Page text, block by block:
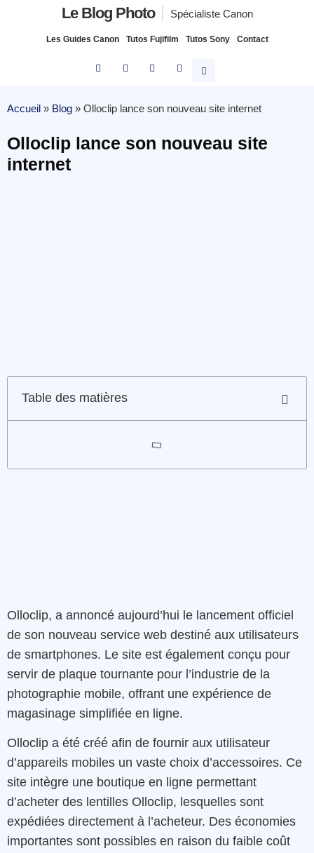
Le Blog Photo Spécialiste Canon
Les Guides Canon Tutos Fujifilm Tutos Sony Contact
Accueil » Blog » Olloclip lance son nouveau site internet
Olloclip lance son nouveau site
internet
Table des matières
Olloclip, a annoncé aujourd’hui le lancement officiel
de son nouveau service web destiné aux utilisateurs
de smartphones. Le site est également conçu pour
servir de plaque tournante pour l’industrie de la
photographie mobile, offrant une expérience de
magasinage simplifiée en ligne.
Olloclip a été créé afin de fournir aux utilisateur
d’appareils mobiles un vaste choix d’accessoires. Ce
site intègre une boutique en ligne permettant
d’acheter des lentilles Olloclip, lesquelles sont
expédiées directement à l’acheteur. Des économies
importantes sont possibles en raison du faible coût